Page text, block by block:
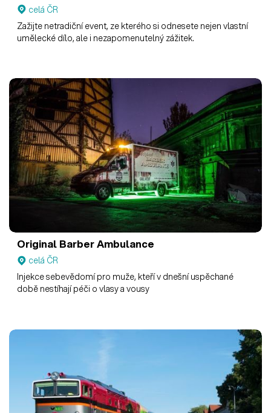
celá ČR
Zažijte netradiční event, ze kterého si odnesete nejen vlastní
umělecké dílo, ale i nezapomenutelný zážitek.
Original Barber Ambulance
celá ČR
Injekce sebevědomí pro muže, kteří v dnešní uspěchané
době nestíhají péči o vlasy a vousy